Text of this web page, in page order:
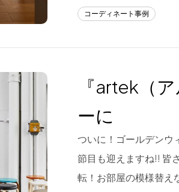
コーディネート事例
『artek（
ーに
ついに！ゴールデンウ
節目も迎えますね!! 皆
転！お部屋の模様替え